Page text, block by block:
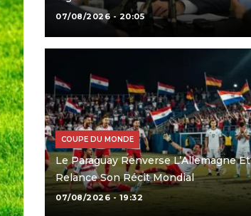
07/08/2026 - 20:05
COUPE DU MONDE
Le Paraguay Renverse L’Allemagne Et
Relance Son Récit Mondial
07/08/2026 - 19:32